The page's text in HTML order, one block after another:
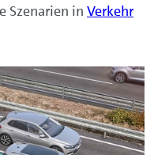
Szenarien in Verkehr